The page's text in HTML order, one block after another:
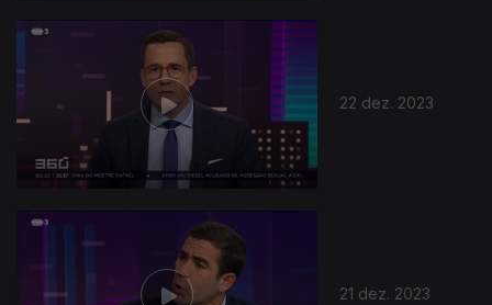
22 dez. 2023
21 dez. 2023
736440